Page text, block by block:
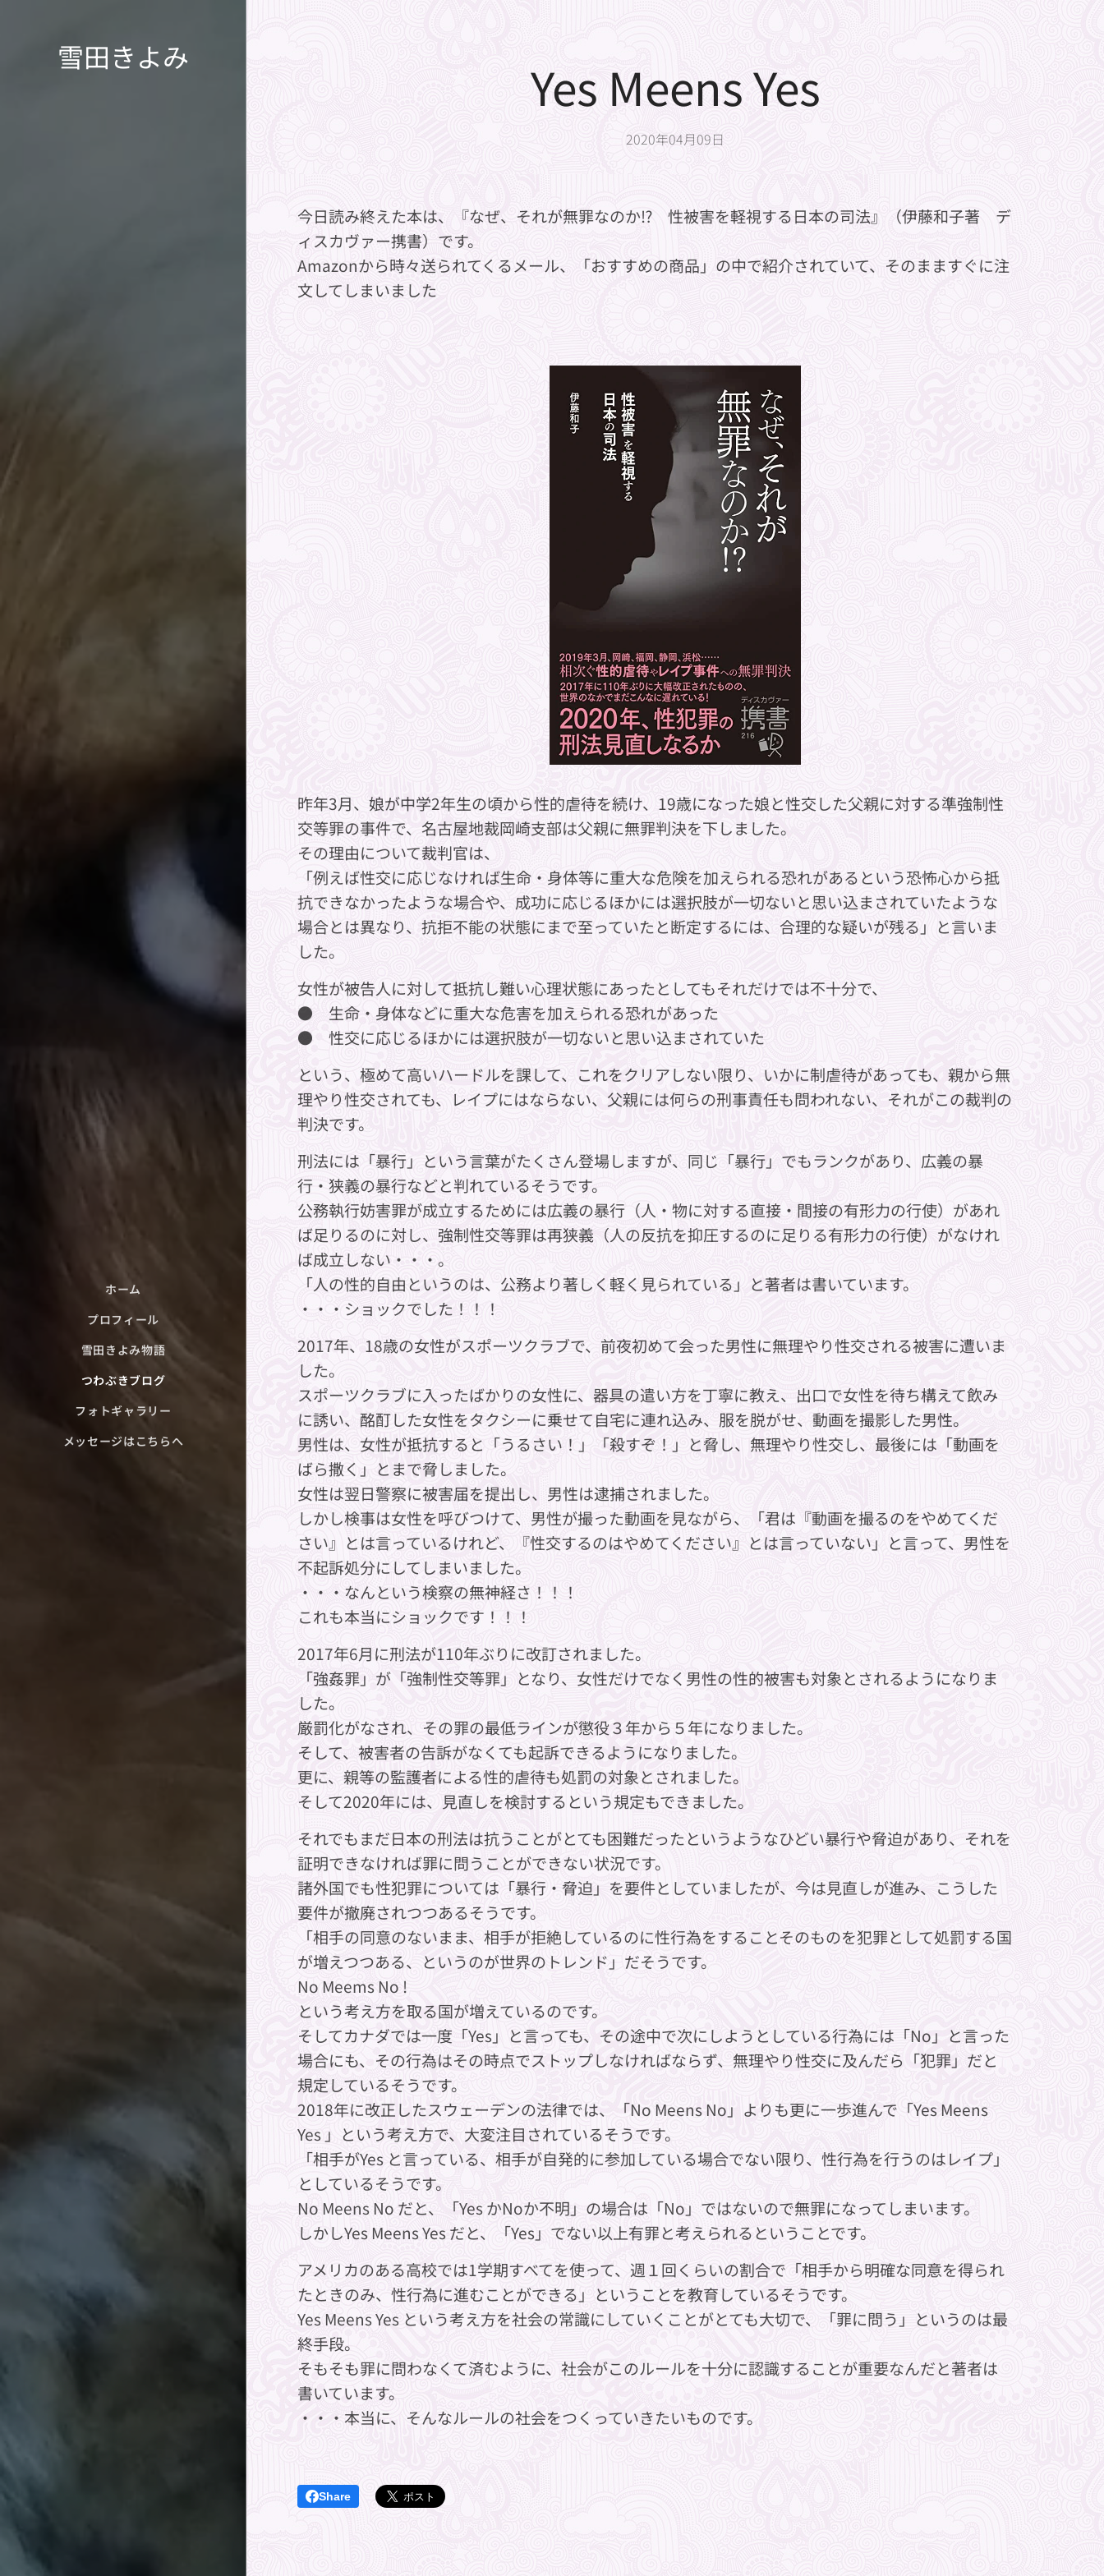
雪田きよみ
ホーム
プロフィール
雪田きよみ物語
つわぶきブログ
フォトギャラリー
メッセージはこちらへ
Yes Meens Yes
2020年04月09日
今日読み終えた本は、『なぜ、それが無罪なのか⁉ 性被害を軽視する日本の司法』（伊藤和子著 デ
ィスカヴァー携書）です。
Amazonから時々送られてくるメール、「おすすめの商品」の中で紹介されていて、そのまますぐに注
文してしまいました💦
昨年3月、娘が中学2年生の頃から性的虐待を続け、19歳になった娘と性交した父親に対する準強制性
交等罪の事件で、名古屋地裁岡崎支部は父親に無罪判決を下しました。
その理由について裁判官は、
「例えば性交に応じなければ生命・身体等に重大な危険を加えられる恐れがあるという恐怖心から抵
抗できなかったような場合や、成功に応じるほかには選択肢が一切ないと思い込まされていたような
場合とは異なり、抗拒不能の状態にまで至っていたと断定するには、合理的な疑いが残る」と言いま
した。
女性が被告人に対して抵抗し難い心理状態にあったとしてもそれだけでは不十分で、
● 生命・身体などに重大な危害を加えられる恐れがあった
● 性交に応じるほかには選択肢が一切ないと思い込まされていた
という、極めて高いハードルを課して、これをクリアしない限り、いかに制虐待があっても、親から無
理やり性交されても、レイプにはならない、父親には何らの刑事責任も問われない、それがこの裁判の
判決です。
刑法には「暴行」という言葉がたくさん登場しますが、同じ「暴行」でもランクがあり、広義の暴
行・狭義の暴行などと判れているそうです。
公務執行妨害罪が成立するためには広義の暴行（人・物に対する直接・間接の有形力の行使）があれ
ば足りるのに対し、強制性交等罪は再狭義（人の反抗を抑圧するのに足りる有形力の行使）がなけれ
ば成立しない・・・。
「人の性的自由というのは、公務より著しく軽く見られている」と著者は書いています。
・・・ショックでした！！！
2017年、18歳の女性がスポーツクラブで、前夜初めて会った男性に無理やり性交される被害に遭いま
した。
スポーツクラブに入ったばかりの女性に、器具の遣い方を丁寧に教え、出口で女性を待ち構えて飲み
に誘い、酩酊した女性をタクシーに乗せて自宅に連れ込み、服を脱がせ、動画を撮影した男性。
男性は、女性が抵抗すると「うるさい！」「殺すぞ！」と脅し、無理やり性交し、最後には「動画を
ばら撒く」とまで脅しました。
女性は翌日警察に被害届を提出し、男性は逮捕されました。
しかし検事は女性を呼びつけて、男性が撮った動画を見ながら、「君は『動画を撮るのをやめてくだ
さい』とは言っているけれど、『性交するのはやめてください』とは言っていない」と言って、男性を
不起訴処分にしてしまいました。
・・・なんという検察の無神経さ！！！
これも本当にショックです！！！
2017年6月に刑法が110年ぶりに改訂されました。
「強姦罪」が「強制性交等罪」となり、女性だけでなく男性の性的被害も対象とされるようになりま
した。
厳罰化がなされ、その罪の最低ラインが懲役３年から５年になりました。
そして、被害者の告訴がなくても起訴できるようになりました。
更に、親等の監護者による性的虐待も処罰の対象とされました。
そして2020年には、見直しを検討するという規定もできました。
それでもまだ日本の刑法は抗うことがとても困難だったというようなひどい暴行や脅迫があり、それを
証明できなければ罪に問うことができない状況です。
諸外国でも性犯罪については「暴行・脅迫」を要件としていましたが、今は見直しが進み、こうした
要件が撤廃されつつあるそうです。
「相手の同意のないまま、相手が拒絶しているのに性行為をすることそのものを犯罪として処罰する国
が増えつつある、というのが世界のトレンド」だそうです。
No Meems No !
という考え方を取る国が増えているのです。
そしてカナダでは一度「Yes」と言っても、その途中で次にしようとしている行為には「No」と言った
場合にも、その行為はその時点でストップしなければならず、無理やり性交に及んだら「犯罪」だと
規定しているそうです。
2018年に改正したスウェーデンの法律では、「No Meens No」よりも更に一歩進んで「Yes Meens
Yes 」という考え方で、大変注目されているそうです。
「相手がYes と言っている、相手が自発的に参加している場合でない限り、性行為を行うのはレイプ」
としているそうです。
No Meens No だと、「Yes かNoか不明」の場合は「No」ではないので無罪になってしまいます。
しかしYes Meens Yes だと、「Yes」でない以上有罪と考えられるということです。
アメリカのある高校では1学期すべてを使って、週１回くらいの割合で「相手から明確な同意を得られ
たときのみ、性行為に進むことができる」ということを教育しているそうです。
Yes Meens Yes という考え方を社会の常識にしていくことがとても大切で、「罪に問う」というのは最
終手段。
そもそも罪に問わなくて済むように、社会がこのルールを十分に認識することが重要なんだと著者は
書いています。
・・・本当に、そんなルールの社会をつくっていきたいものです。
Share